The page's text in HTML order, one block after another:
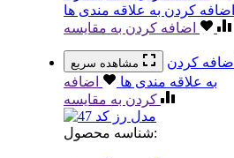
اضافه کردن به علاقه مندی ها
اضافه کردن به مقایسه
مشاهده سریع
اضافه کردن
به علاقه مندی ها
اضافه
کردن به مقایسه
شناسه محصول: